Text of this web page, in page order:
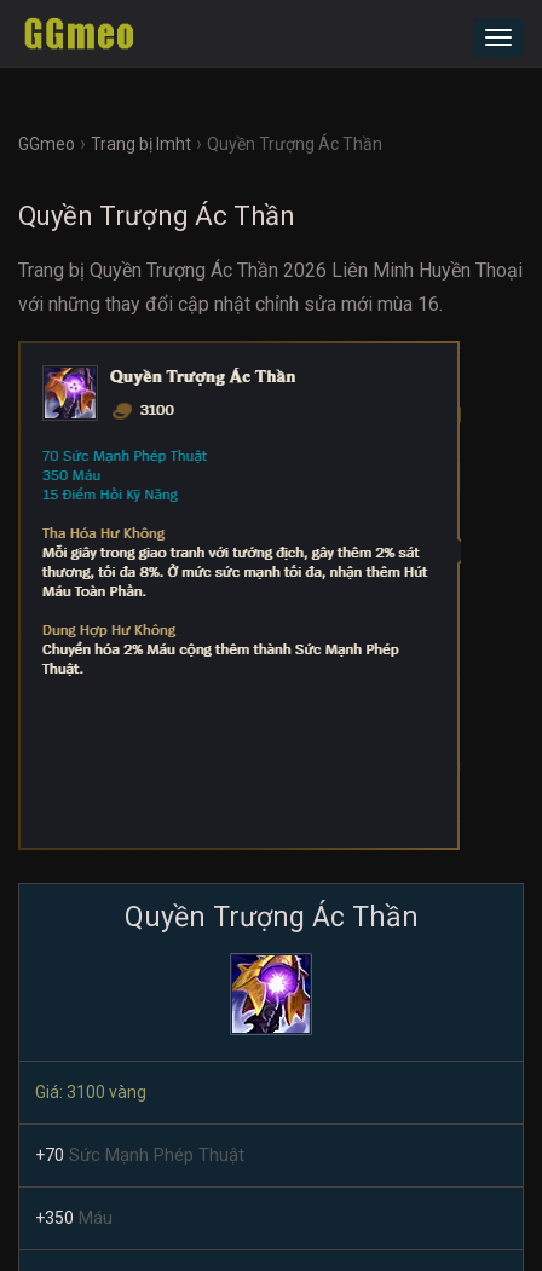
GGmeo › Trang bị lmht › Quyền Trượng Ác Thần
Quyền Trượng Ác Thần
Trang bị Quyền Trượng Ác Thần 2026 Liên Minh Huyền Thoại
với những thay đổi cập nhật chỉnh sửa mới mùa 16.
Quyền Trượng Ác Thần
Giá: 3100 vàng
+70 Sức Mạnh Phép Thuật
+350 Máu